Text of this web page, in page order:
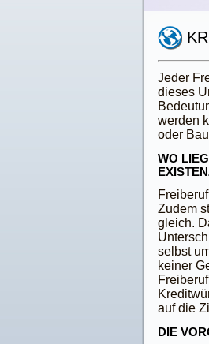
Jeder
dieses
werden
oder
WO
Zudem
gleich.
selbst
keiner
auf die
DIE